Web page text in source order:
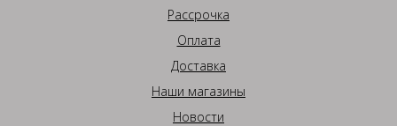
Рассрочка
Оплата
Доставка
Наши магазины
Новости